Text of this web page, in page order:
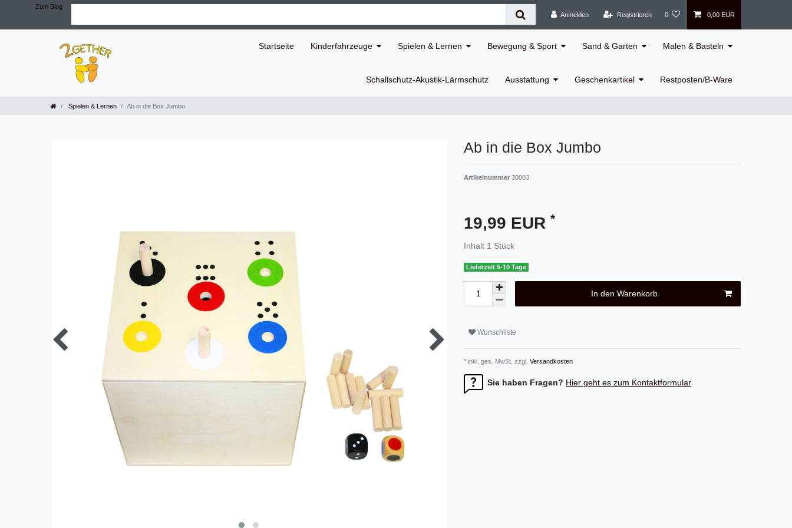
Zum Blog
Anmelden
Registrieren 0 0,00 EUR
Startseite Kinderfahrzeuge Spielen & Lernen Bewegung & Sport Sand & Garten Malen & Basteln
Schallschutz-Akustik-Lärmschutz Ausstattung Geschenkartikel Restposten/B-Ware
Spielen & Lernen Ab in die Box Jumbo
Ab in die Box Jumbo
Artikelnummer 30003
19,99 EUR *
Inhalt 1 Stück
Lieferzeit 5-10 Tage
In den Warenkorb
Wunschliste
* inkl. ges. MwSt. zzgl. Versandkosten
Sie haben Fragen? Hier geht es zum Kontaktformular